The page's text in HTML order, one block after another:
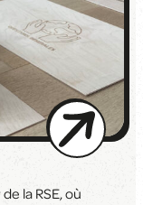
la RSE, où